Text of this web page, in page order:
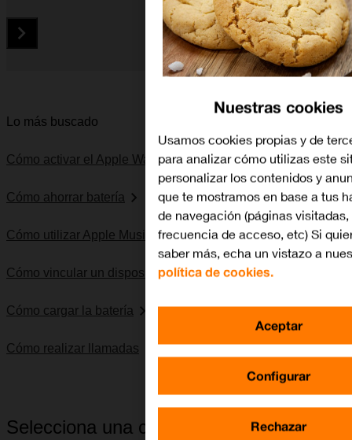
Diapositiva 1 de 4. Apple Watch Series 7 - Red - imagen 1
Lo más buscado
Cómo activar el Apple Watch
Cómo ahorrar batería
Cómo utilizar Apple Music
Cómo vincular un dispositivo Bluetooth al Apple Watch
Cómo cargar la batería
Cómo realizar llamadas
Selecciona una categoría
Nuestras cookies
Usamos cookies propias y de
para analizar cómo utilizas este
personalizar los contenidos y
que te mostramos en base a tus
de navegación (páginas visitadas,
frecuencia de acceso, etc) Si
saber más, echa un vistazo a
política de cookies.
Configurar
Rechazar
Aceptar